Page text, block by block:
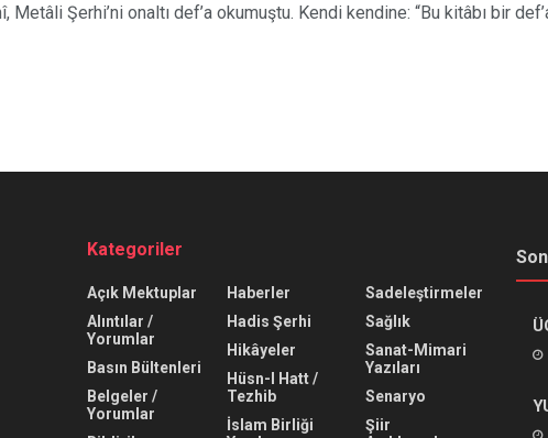
Şerhi’ni onaltı def’a okumuştu. Kendi kendine: “Bu kitâbı bir
Kategoriler
Açık Mektuplar
Alıntılar /
Yorumlar
Basın Bültenleri
Belgeler /
Yorumlar
Haberler
Hadis Şerhi
Hikâyeler
Hüsn-I Hatt /
Tezhib
İslam Birliği
Sadeleştirmeler
Sağlık
Sanat-Mimari
Yazıları
Senaryo
Şiir